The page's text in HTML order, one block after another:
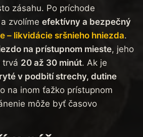
zásahu. Po príchode
zvolíme efektívny a bezpečný
– likvidácie sršnieho hniezda.
na prístupnom mieste, jeho
trvá 20 až 30 minút. Ak je
v podbití strechy, dutine
na inom ťažko prístupnom
môže byť časovo